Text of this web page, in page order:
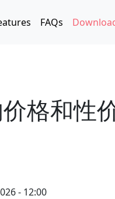
FAQs
格和性
- 12:00